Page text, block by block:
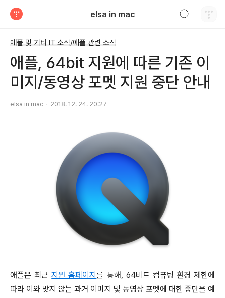
elsa in mac
애플 및 기타 IT 소식/애플 관련 소식
애플, 64bit 지원에 따른 기존 이
미지/동영상 포멧 지원 중단 안내
elsa in mac 2018. 12. 24. 20:27
애플은 최근지원 홈페이지를 통해, 64비트 컴퓨팅 환경 제한에
따라 이와 맞지 않는 과거 이미지 및 동영상 포멧에 대한 중단을 예